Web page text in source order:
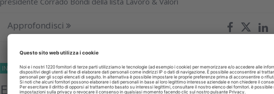
Approfondisci
INTERVISTE 18 Maggio 2026
Elezioni ANDI 2026 – Video intervista al